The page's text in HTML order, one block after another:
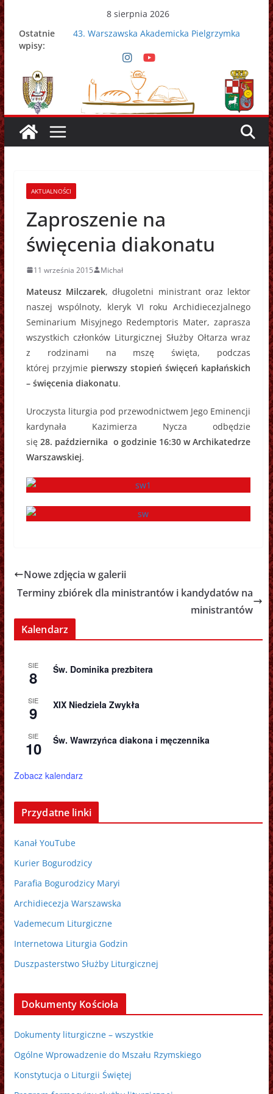
Przejdź
do
treści
8 sierpnia 2026
Ostatnie
wpisy:
43. Warszawska Akademicka Pielgrzymka
Nowy Papież – Leon XIV
Zmarł papież Franciszek
Adrian Galbas nowym metropolitą
warszawskim
Zmarł ks. prałat Kazimierz Apel
AKTUALNOŚCI
Zaproszenie na
święcenia diakonatu
11 września 2015 Michał
Mateusz Milczarek, długoletni ministrant oraz lektor
naszej wspólnoty, kleryk VI roku Archidiecezjalnego
Seminarium Misyjnego Redemptoris Mater, zaprasza
wszystkich członków Liturgicznej Służby Ołtarza wraz
z rodzinami na mszę święta, podczas
której przyjmie pierwszy stopień święceń kapłańskich
– święcenia diakonatu.
Uroczysta liturgia pod przewodnictwem Jego Eminencji
kardynała Kazimierza Nycza odbędzie
się 28. października o godzinie 16:30 w Archikatedrze
Warszawskiej.
Nowe zdjęcia w galerii
Terminy zbiórek dla ministrantów i kandydatów na
ministrantów
Kalendarz
SIE
8 Św. Dominika prezbitera
SIE
9 XIX Niedziela Zwykła
SIE
10 Św. Wawrzyńca diakona i męczennika
Zobacz kalendarz
Przydatne linki
Kanał YouTube
Kurier Bogurodzicy
Parafia Bogurodzicy Maryi
Archidiecezja Warszawska
Vademecum Liturgiczne
Internetowa Liturgia Godzin
Duszpasterstwo Służby Liturgicznej
Dokumenty Kościoła
Dokumenty liturgiczne – wszystkie
Ogólne Wprowadzenie do Mszału Rzymskiego
Konstytucja o Liturgii Świętej